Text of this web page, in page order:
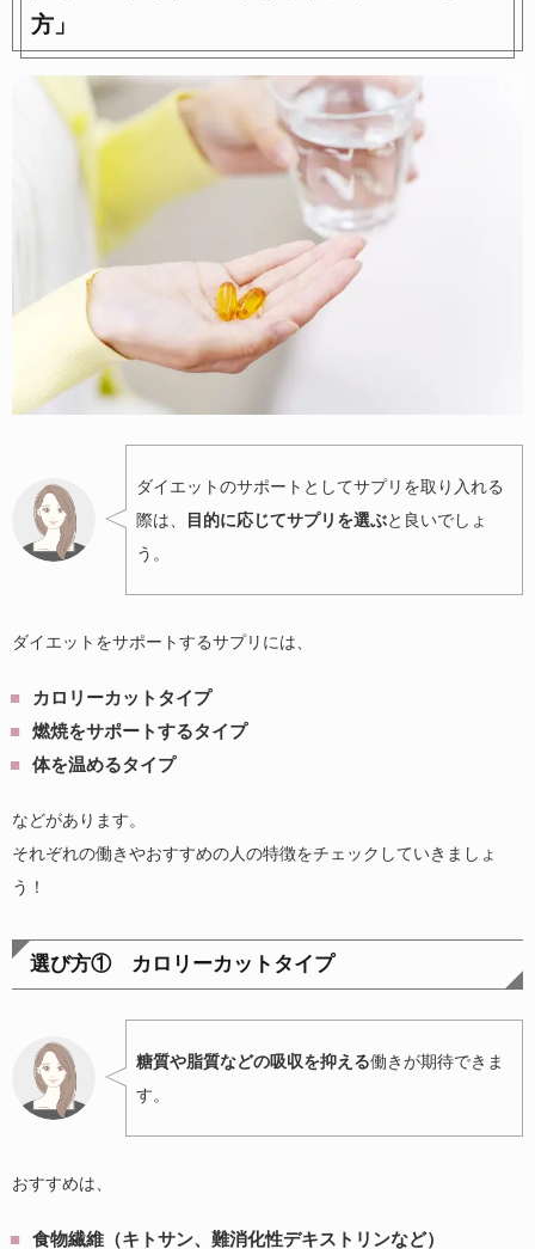
方」
ダイエットのサポートとしてサプリを取り入れる
際は、
目的に応じてサプリを選ぶと良いでしょ
う。
ダイエットをサポートするサプリには、
カロリーカットタイプ
燃焼をサポートするタイプ
体を温めるタイプ
などがあります。
それぞれの働きやおすすめの人の特徴をチェックしていきましょ
う！
選び方① カロリーカットタイプ
糖質や脂質などの吸収を抑える働きが期待できま
す。
おすすめは、
食物繊維（キトサン、難消化性デキストリンなど）